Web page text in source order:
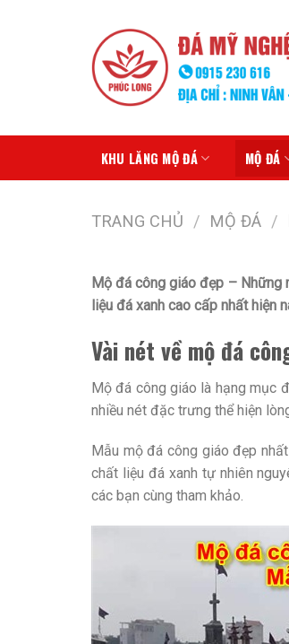
KHU LĂNG MỘ ĐÁ MỘ ĐÁ
TRANG CHỦ / MỘ ĐÁ /
Mộ đá công giáo đẹp –
liệu đá xanh cao cấp nhất hiện
Vài nét về mộ đá
Mộ đá công giáo là hạng mục
nhiều nét đặc trưng thể hiện
Mẫu mộ đá công giáo đẹp
chất liệu đá xanh tự nhiên
các bạn cùng tham khảo.